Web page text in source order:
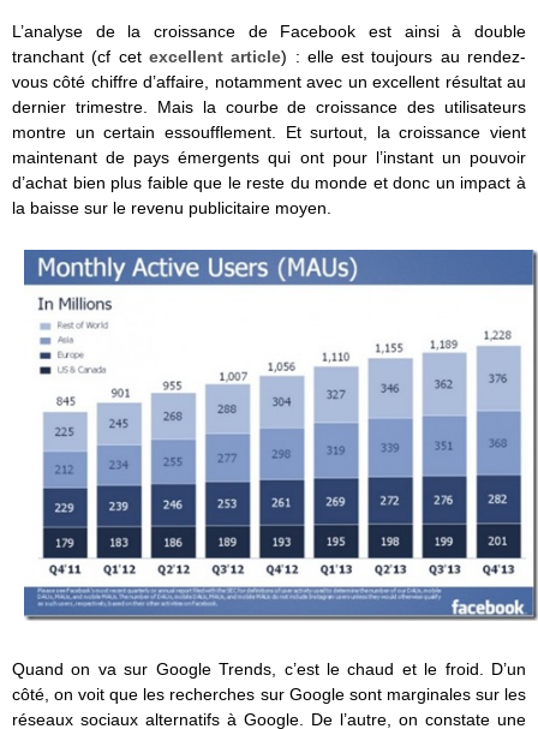
L’analyse de la croissance de Facebook est ainsi à double
tranchant (cf cet excellent article) : elle est toujours au rendez-
vous côté chiffre d’affaire, notamment avec un excellent résultat au
dernier trimestre. Mais la courbe de croissance des utilisateurs
montre un certain essoufflement. Et surtout, la croissance vient
maintenant de pays émergents qui ont pour l’instant un pouvoir
d’achat bien plus faible que le reste du monde et donc un impact à
la baisse sur le revenu publicitaire moyen.
Quand on va sur Google Trends, c’est le chaud et le froid. D’un
côté, on voit que les recherches sur Google sont marginales sur les
réseaux sociaux alternatifs à Google. De l’autre, on constate une